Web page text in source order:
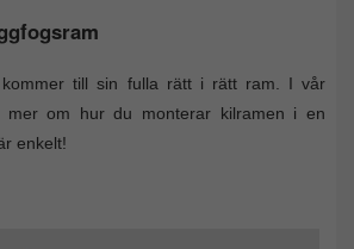
till sin fulla rätt i rätt ram. I vår
mer om hur du monterar kilramen i en
enkelt!